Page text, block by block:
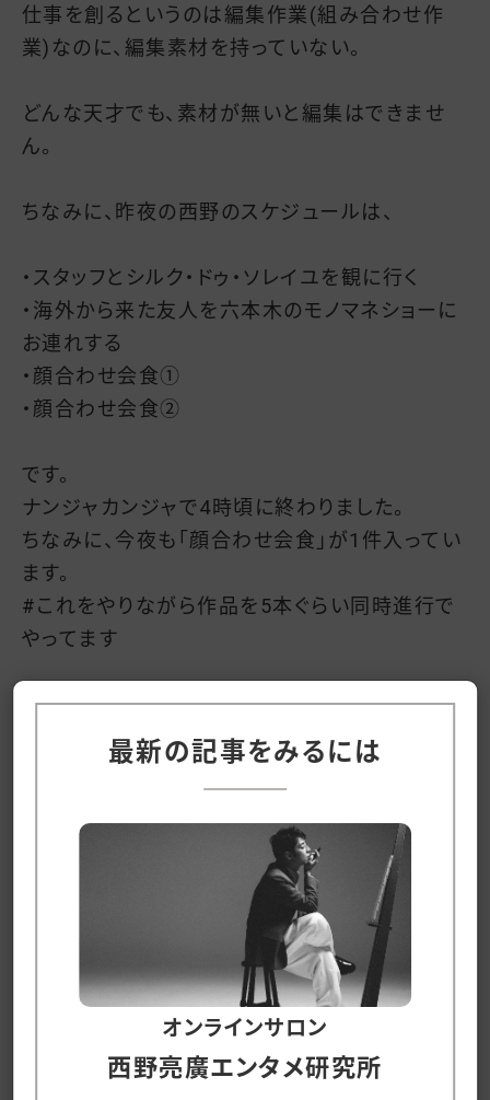
仕事を創るというのは編集作業(組み合わせ作
業)なのに、編集素材を持っていない。
どんな天才でも、素材が無いと編集はできませ
ん。
ちなみに、昨夜の西野のスケジュールは、
・スタッフとシルク・ドゥ・ソレイユを観に行く
・海外から来た友人を六本木のモノマネショーに
お連れする
・顔合わせ会食①
・顔合わせ会食②
です。
ナンジャカンジャで4時頃に終わりました。
ちなみに、今夜も「顔合わせ会食」が1件入ってい
ます。
#これをやりながら作品を5本ぐらい同時進行で
やってます
夜の会食(時に朝のお茶会)で色んな意見を得て、
いろんな繋がりを得て、仕事の創造に繋げていま
次に、仕事を創造できない人の共通点として「考
える癖をつけていない」があります。
なぜ、考える癖がついていないかというと、シンプ
ルにアホなのと、そして、ここでもやはり「知識が
無い」が絡んでくる。
目の前にある透明な空間に「空気」という名前を
最新の記事をみるには
オンラインサロン
西野亮廣エンタメ研究所